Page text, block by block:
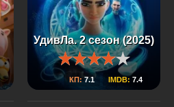
УдивЛа. 2 сезон (2025)
КП: 7.1 IMDB: 7.4